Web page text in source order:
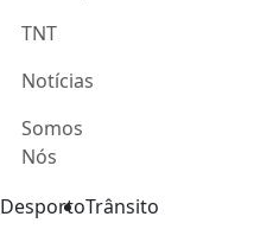
TNT
Notícias
Somos
Nós
DesportoTrânsito